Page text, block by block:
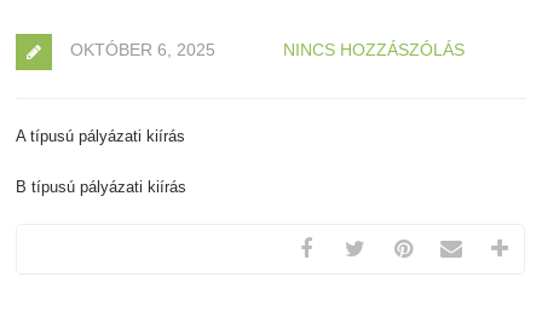
OKTÓBER 6, 2025 NINCS HOZZÁSZÓLÁS
A típusú pályázati kiírás
B típusú pályázati kiírás